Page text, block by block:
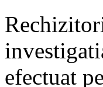
efectuat